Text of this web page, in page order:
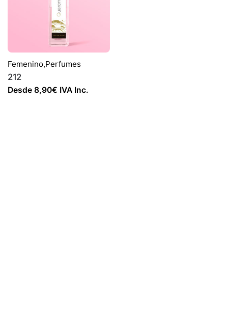
Femenino,Perfumes
212
Desde 8,90€ IVA Inc.